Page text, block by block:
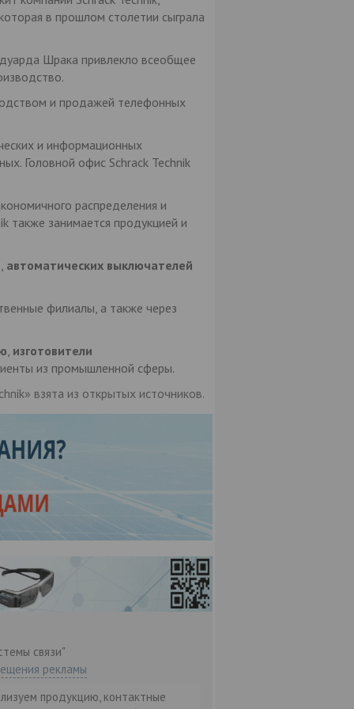
в прошлом столетии сыграла
Шрака привлекло всеобщее
и продажей телефонных
и информационных
Головной офис Schrack Technik
распределения и
также занимается продукцией и
, автоматических выключателей
филиалы, а также через
, изготовители
из промышленной сферы.
взята из открытых источников.
связи"
рекламы
продукцию, контактные